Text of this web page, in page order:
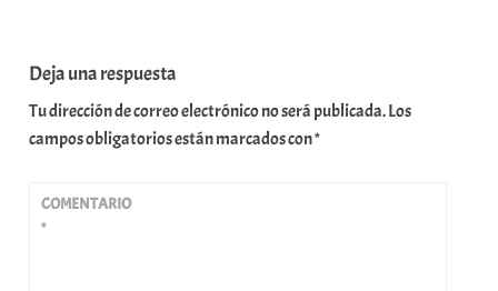
Deja una respuesta
Tu dirección de correo electrónico no será publicada.Los
campos obligatorios están marcados con*
COMENTARIO
*